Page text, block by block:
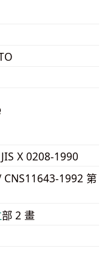
X 0208-1990
1992 第
部 2 畫